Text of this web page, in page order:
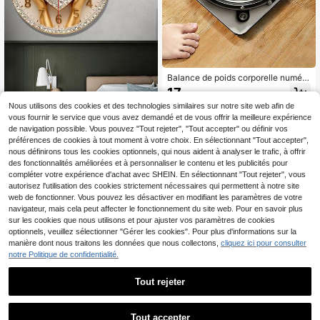
2D Plat, 1 pièce, Main dorée tenant
un cœur en diamant, Horloge mural
e ronde en bois à quartz suisse sile
ncieuse, Parfaite pour la décoration
de la chambre, du salon, du bureau,
de la cuisine et du café - 10/12 pou
ces (sans pile AA) Cadeau parfait p
our Noël et le Nouvel An
Dès 11 ,37€
Balance de poids corporelle numéri
que avec technologie de montée, b
mpé épais avec LED, détection de l
a température, balance de poids nu
mérique pour cadeau de perte de p
oids
17
1
Nous utilisons des cookies et des technologies similaires sur notre site web afin de
vous fournir le service que vous avez demandé et de vous offrir la meilleure expérience
de navigation possible. Vous pouvez "Tout rejeter", "Tout accepter" ou définir vos
préférences de cookies à tout moment à votre choix. En sélectionnant "Tout accepter",
nous définirons tous les cookies optionnels, qui nous aident à analyser le trafic, à offrir
des fonctionnalités améliorées et à personnaliser le contenu et les publicités pour
compléter votre expérience d'achat avec SHEIN. En sélectionnant "Tout rejeter", vous
autorisez l'utilisation des cookies strictement nécessaires qui permettent à notre site
web de fonctionner. Vous pouvez les désactiver en modifiant les paramètres de votre
navigateur, mais cela peut affecter le fonctionnement du site web. Pour en savoir plus
sur les cookies que nous utilisons et pour ajuster vos paramètres de cookies
optionnels, veuillez sélectionner "Gérer les cookies". Pour plus d'informations sur la
manière dont nous traitons les données que nous collectons, cliquez ici pour consulter
notre Politique de confidentialité.
Tout rejeter
Tout accepter